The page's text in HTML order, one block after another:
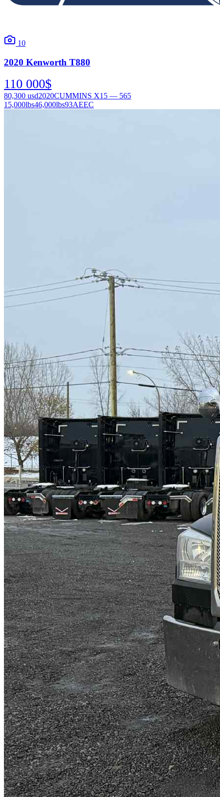
10
2020 Kenworth T880
110 000$
80,300 usd2020CUMMINS X15 — 565
15,000lbs46,000lbs93AEEC